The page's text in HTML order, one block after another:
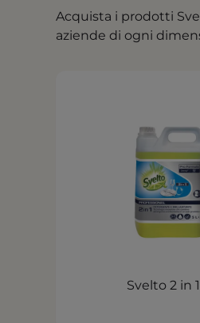
Acquista i prodotti
aziende di ogni
Svelto 2 in